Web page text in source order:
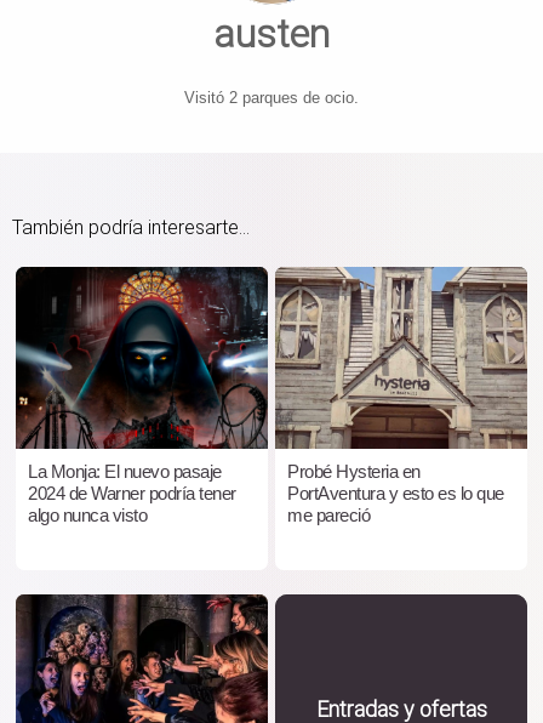
austen
Visitó 2 parques de ocio.
También podría interesarte...
La Monja: El nuevo pasaje
2024 de Warner podría tener
algo nunca visto
Probé Hysteria en
PortAventura y esto es lo que
me pareció
Entradas y ofertas